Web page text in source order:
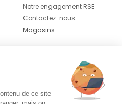
Notre engagement RSE
Contactez-nous
Magasins
de ce site